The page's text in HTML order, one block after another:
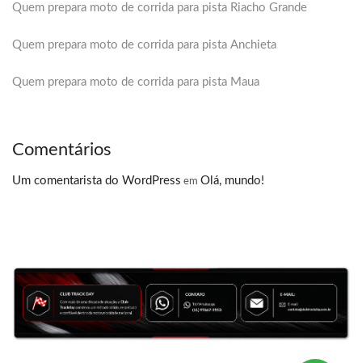
Quem prepara moto de corrida para pista Riacho Grande
Quem prepara moto de corrida para pista Anchieta
Quem prepara moto de corrida para pista Maua
Comentários
Um comentarista do WordPress em Olá, mundo!